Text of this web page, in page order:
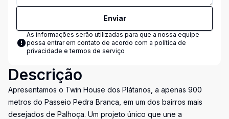
Enviar
As informações serão utilizadas para que a nossa equipe
possa entrar em contato de acordo com a política de
privacidade e termos de serviço
Descrição
Apresentamos o Twin House dos Plátanos, a apenas 900
metros do Passeio Pedra Branca, em um dos bairros mais
desejados de Palhoça. Um projeto único que une a